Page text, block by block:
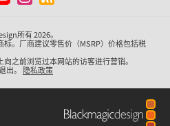
所有 2026。
。厂商建议零售价（MSRP）价格包括税
之前浏览过本网站的访客进行营销。
出。 隐私政策